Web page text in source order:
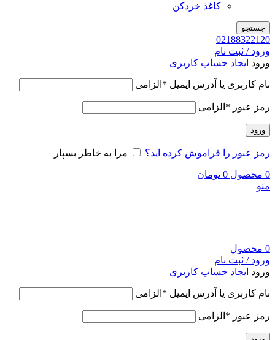
کاغذ خردکن
جستجو
02188322120
ورود / ثبت نام
ورود ایجاد حساب کاربری
نام کاربری یا آدرس ایمیل * الزامی
رمز عبور * الزامی
ورود
رمز عبور را فراموش کرده اید؟ مرا به خاطر بسپار
0 محصول 0 تومان
منو
0 محصول
ورود / ثبت نام
ورود ایجاد حساب کاربری
نام کاربری یا آدرس ایمیل * الزامی
رمز عبور * الزامی